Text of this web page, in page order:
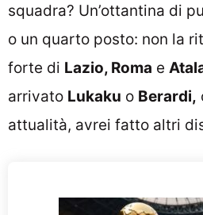
squadra? Un’ottantina di
o un quarto posto: non la
forte di Lazio, Roma e
arrivato Lukaku o Berardi,
attualità, avrei fatto altri